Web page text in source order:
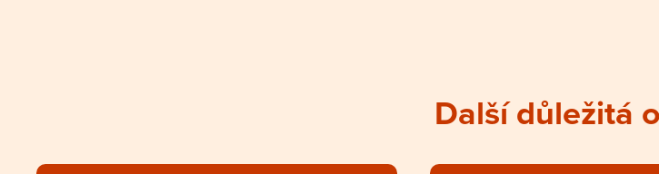
Další důležitá